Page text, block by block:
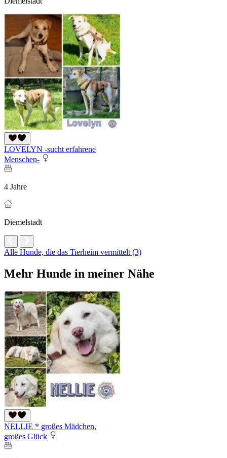
LOVELYN -sucht erfahrene
Menschen-
4 Jahre
Diemelstadt
Alle Hunde, die das Tierheim vermittelt (3)
Mehr Hunde in meiner Nähe
NELLIE * großes Mädchen,
großes Glück